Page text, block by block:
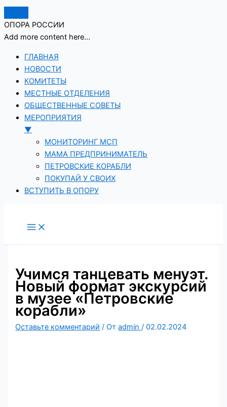
ОПОРА РОССИИ
Add more content here...
ГЛАВНАЯ
НОВОСТИ
КОМИТЕТЫ
МЕСТНЫЕ ОТДЕЛЕНИЯ
ОБЩЕСТВЕННЫЕ СОВЕТЫ
МЕРОПРИЯТИЯ
▼
МОНИТОРИНГ МСП
МАМА ПРЕДПРИНИМАТЕЛЬ
ПЕТРОВСКИЕ КОРАБЛИ
ПОКУПАЙ У СВОИХ
ВСТУПИТЬ В ОПОРУ
Учимся танцевать менуэт.
Новый формат экскурсий
в музее «Петровские
корабли»
Оставьте комментарий / Отadmin/02.02.2024